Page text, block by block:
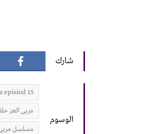
شارك
الوسوم
episiod 15
مربى العز
مسلسل مربى العز الحلقة ١١٥